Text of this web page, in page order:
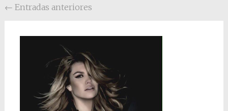
Posts navigation
← Entradas anteriores